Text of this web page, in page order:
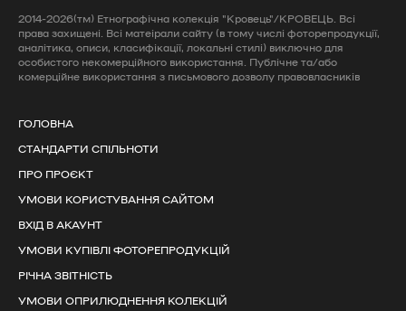
2014-2026(тм) Етнографічна колекція "Кровець"/КРОВЕЦЬ. Всі
права захищені. Всі матеірали сайту (в тому числі фоторепродукції,
аналітика, описи, класифікації, локальні стилі) виключно для
особистого некомерційного використання. Публічне та/або
комерційне використання з письмового дозволу правовласників
ГОЛОВНА
СТАНДАРТИ СПІЛЬНОТИ
ПРО ПРОЄКТ
УМОВИ КОРИСТУВАННЯ САЙТОМ
ВХІД В АКАУНТ
УМОВИ КУПІВЛІ ФОТОРЕПРОДУКЦІЙ
РІЧНА ЗВІТНІСТЬ
УМОВИ ОПРИЛЮДНЕННЯ КОЛЕКЦІЙ